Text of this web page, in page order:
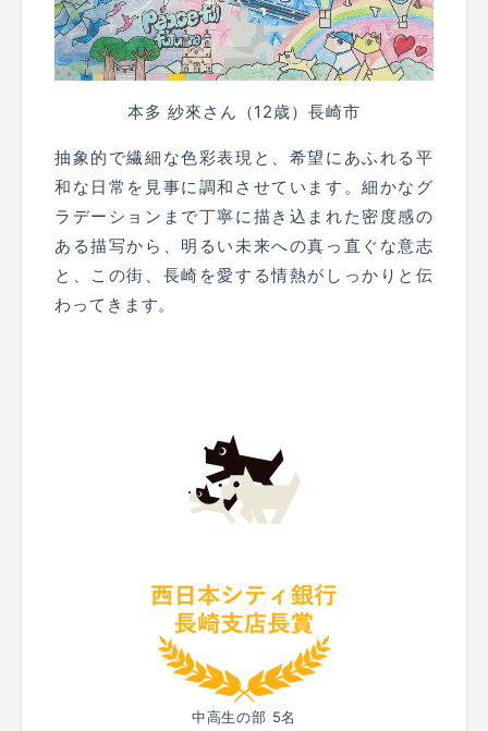
本多 紗來さん（12歳）長崎市
抽象的で繊細な色彩表現と、希望にあふれる平
和な日常を見事に調和させています。細かなグ
ラデーションまで丁寧に描き込まれた密度感の
ある描写から、明るい未来への真っ直ぐな意志
と、この街、長崎を愛する情熱がしっかりと伝
わってきます。
中高生の部 5名